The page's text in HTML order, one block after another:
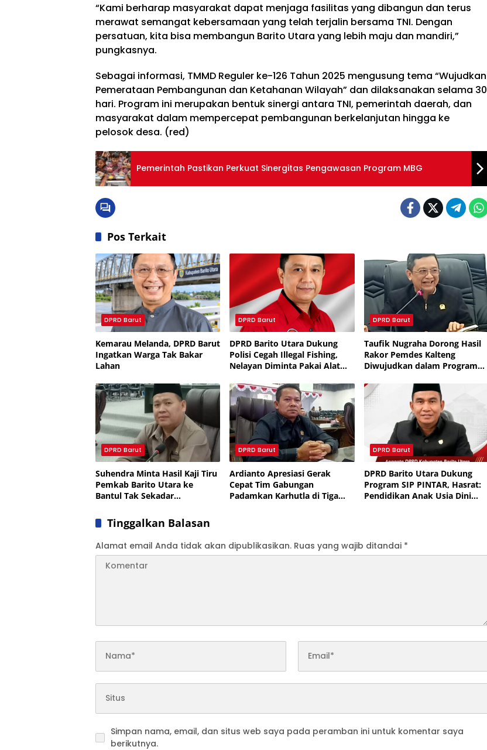
“Kami berharap masyarakat dapat menjaga fasilitas yang dibangun dan terus
merawat semangat kebersamaan yang telah terjalin bersama TNI. Dengan
persatuan, kita bisa membangun Barito Utara yang lebih maju dan mandiri,”
pungkasnya.
Sebagai informasi, TMMD Reguler ke-126 Tahun 2025 mengusung tema “Wujudkan
Pemerataan Pembangunan dan Ketahanan Wilayah” dan dilaksanakan selama 30
hari. Program ini merupakan bentuk sinergi antara TNI, pemerintah daerah, dan
masyarakat dalam mempercepat pembangunan berkelanjutan hingga ke
pelosok desa. (red)
Pemerintah Pastikan Perkuat Sinergitas Pengawasan Program MBG
Pos Terkait
DPRD Barut
Kemarau Melanda, DPRD Barut
Ingatkan Warga Tak Bakar
Lahan
DPRD Barut
DPRD Barito Utara Dukung
Polisi Cegah Illegal Fishing,
Nelayan Diminta Pakai Alat
DPRD Barut
Taufik Nugraha Dorong Hasil
Rakor Pemdes Kalteng
Diwujudkan dalam Program
DPRD Barut
Suhendra Minta Hasil Kaji Tiru
Pemkab Barito Utara ke
Bantul Tak Sekadar
DPRD Barut
Ardianto Apresiasi Gerak
Cepat Tim Gabungan
Padamkan Karhutla di Tiga
DPRD Barut
DPRD Barito Utara Dukung
Program SIP PINTAR, Hasrat:
Pendidikan Anak Usia Dini
Tinggalkan Balasan
Alamat email Anda tidak akan dipublikasikan. Ruas yang wajib ditandai *
Simpan nama, email, dan situs web saya pada peramban ini untuk komentar saya
berikutnya.